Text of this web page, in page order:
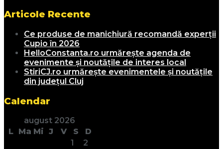
Articole Recente
Ce produse de manichiură recomandă experții
Cupio în 2026
HelloConstanta.ro urmărește agenda de
evenimente și noutățile de interes local
StiriCJ.ro urmărește evenimentele și noutățile
din județul Cluj
Calendar
august 2026
L Ma Mi J V S
D
1
2